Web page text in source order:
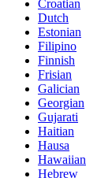
Croatian
Dutch
Estonian
Filipino
Finnish
Frisian
Galician
Georgian
Gujarati
Haitian
Hausa
Hawaiian
Hebrew